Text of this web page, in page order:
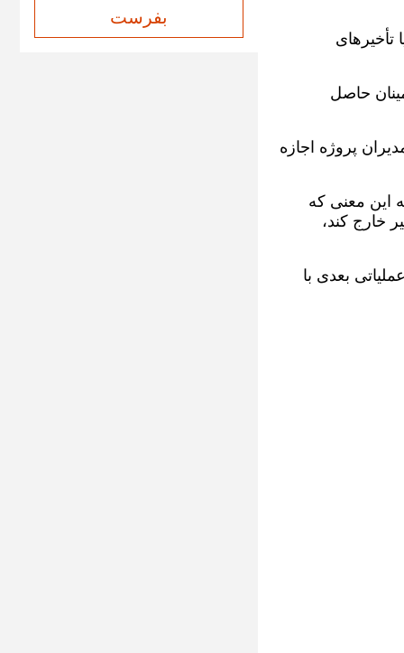
تأخیرهای
حاصل
پروژه اجازه
این معنی که
خارج کند،
بعدی با
بفرست